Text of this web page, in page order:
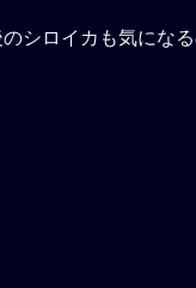
シロイカも気にな